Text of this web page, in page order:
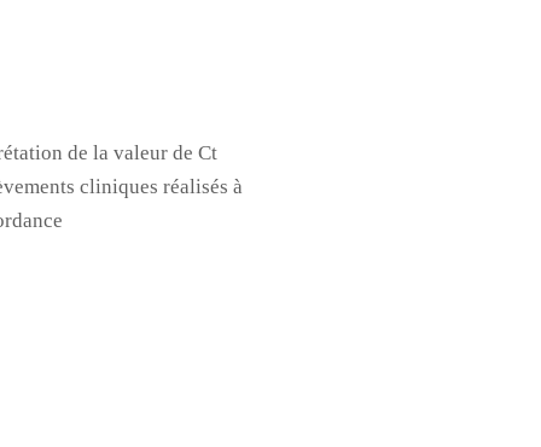
de la valeur de Ct
cliniques réalisés à